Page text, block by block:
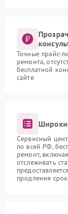
Точные прайс-
ремонта,
бесплатной
сайте
Сервисный
по всей РФ,
ремонт,
отслеживать
продления